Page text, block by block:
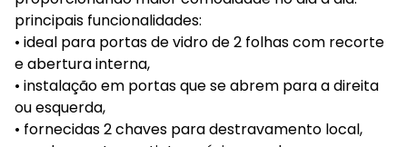
principais funcionalidades:
• ideal para portas de vidro de 2 folhas com recorte
e abertura interna,
• instalação em portas que se abrem para a direita
ou esquerda,
• fornecidas 2 chaves para destravamento local,